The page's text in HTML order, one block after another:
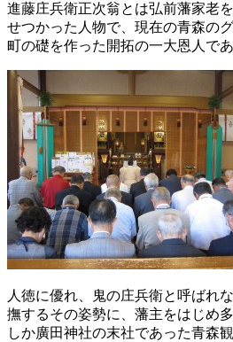
奉祝記念事業
お問い合わせ
進藤庄兵衛正次翁とは弘前藩家老
せつかった人物で、現在の青森の
町の礎を作った開拓の一大恩人であ
人徳に優れ、鬼の庄兵衛と呼ばれ
撫するその姿勢に、藩主をはじめ
しか廣田神社の末社であった青森